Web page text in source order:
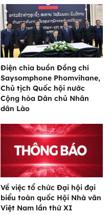
Điện chia buồn Đồng chí
Saysomphone Phomvihane,
Chủ tịch Quốc hội nước
Cộng hòa Dân chủ Nhân
dân Lào
Về việc tổ chức Đại hội đại
biểu toàn quốc Hội Nhà văn
Việt Nam lần thứ XI